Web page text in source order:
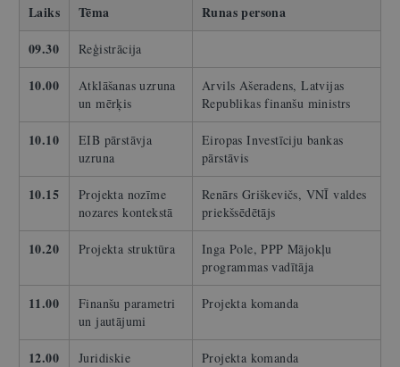
Laiks Tēma
Runas persona
09.30
Reģistrācija
10.00
Atklāšanas uzruna
un mērķis
Arvils Ašeradens, Latvijas
Republikas finanšu ministrs
10.10
EIB pārstāvja
uzruna
Eiropas Investīciju bankas
pārstāvis
10.15
Projekta nozīme
nozares kontekstā
Renārs Griškevičs, VNĪ valdes
priekšsēdētājs
10.20 Projekta struktūra
Inga Pole, PPP Mājokļu
programmas vadītāja
11.00
Finanšu parametri
un jautājumi
Projekta komanda
12.00
Juridiskie
Projekta komanda